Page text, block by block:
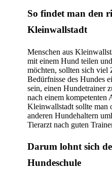
So findet man den
Kleinwallstadt
Menschen aus
mit einem Hund teilen
möchten, sollten sich viel
Bedürfnisse des Hundes
sein, einen Hundetrainer
nach einem kompetenten
Kleinwallstadt sollte man
anderen Hundehaltern
Tierarzt nach guten
Darum lohnt sich
Hundeschule